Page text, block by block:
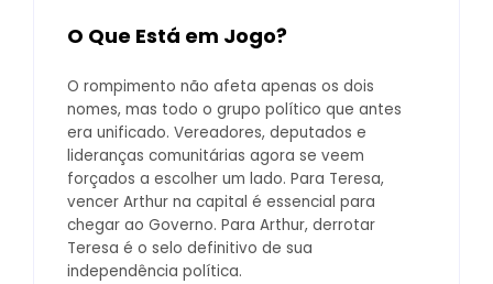
O Que Está em Jogo?
​O rompimento não afeta apenas os dois
nomes, mas todo o grupo político que antes
era unificado. Vereadores, deputados e
lideranças comunitárias agora se veem
forçados a escolher um lado. Para Teresa,
vencer Arthur na capital é essencial para
chegar ao Governo. Para Arthur, derrotar
Teresa é o selo definitivo de sua
independência política.